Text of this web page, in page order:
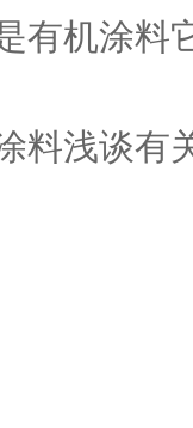
有机涂料
料浅谈有